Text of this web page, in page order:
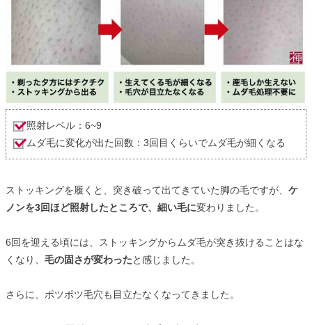
照射レベル：6~9
ムダ毛に変化が出た回数：3回目くらいでムダ毛が細くなる
ストッキングを履くと、突き破って出てきていた脚の毛ですが、 ケ
ノンを3回ほど照射したところで、細い毛に変わりました。
6回を迎える頃には、ストッキングからムダ毛が突き抜けることはな
くなり、 毛の固さが変わったと感じました。
さらに、ポツポツ毛穴も目立たなくなってきました。